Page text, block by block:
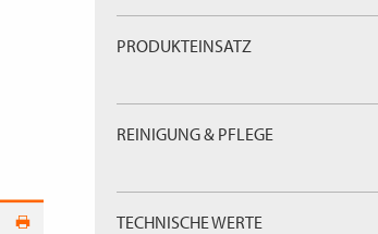
PRODUKTEINSATZ
REINIGUNG & PFLEGE
TECHNISCHE WERTE